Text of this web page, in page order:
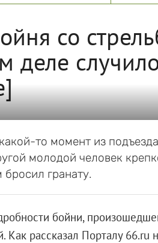
со
деле
то момент из
молодой человек
гранату.
бойни,
Как рассказал Порталу